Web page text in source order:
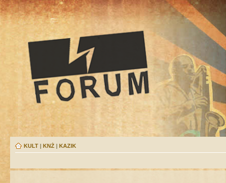
KULT | KNŻ | KAZIK